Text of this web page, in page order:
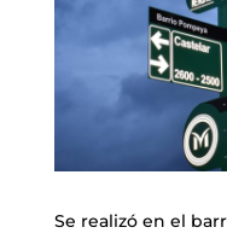
Se realizó en el